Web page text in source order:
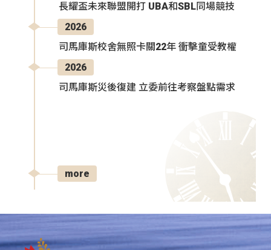
長耀盃未來聯盟開打 UBA和SBL同場競技
2026
司馬庫斯校舍無照卡關22年 衝擊童受教權
2026
司馬庫斯災後復建 立委前往考察盤點需求
more